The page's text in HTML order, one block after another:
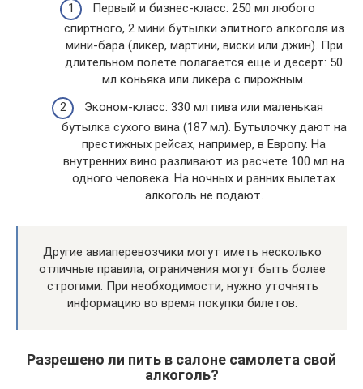
Первый и бизнес-класс: 250 мл любого
спиртного, 2 мини бутылки элитного алкоголя из
мини-бара (ликер, мартини, виски или джин). При
длительном полете полагается еще и десерт: 50
мл коньяка или ликера с пирожным.
Эконом-класс: 330 мл пива или маленькая
бутылка сухого вина (187 мл). Бутылочку дают на
престижных рейсах, например, в Европу. На
внутренних вино разливают из расчете 100 мл на
одного человека. На ночных и ранних вылетах
алкоголь не подают.
Другие авиаперевозчики могут иметь несколько
отличные правила, ограничения могут быть более
строгими. При необходимости, нужно уточнять
информацию во время покупки билетов.
Разрешено ли пить в салоне самолета свой
алкоголь?